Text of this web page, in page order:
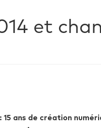
et
15 ans de création